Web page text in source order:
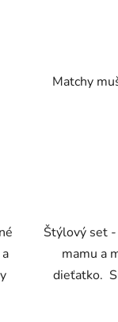
Matchy
Štýlový set -
mamu a
dieťatko.